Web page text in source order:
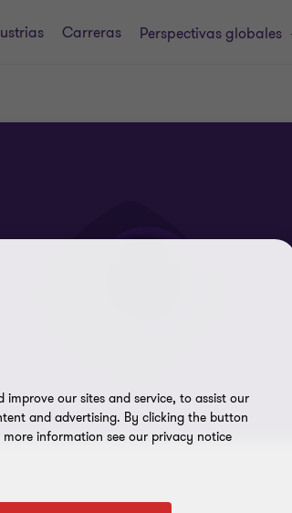
Carreras Perspectivas globales
our sites and service, to assist our
and advertising. By clicking the button
information see our privacy notice